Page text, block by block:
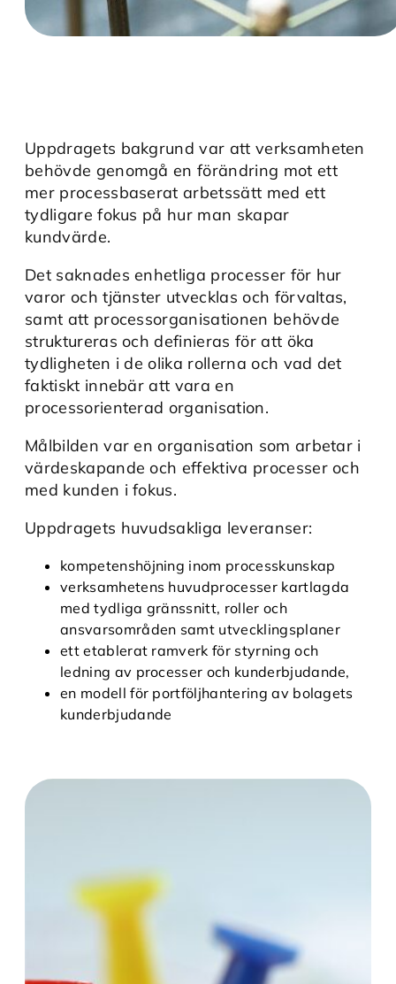
Uppdragets bakgrund var att verksamheten
behövde genomgå en förändring mot ett
mer processbaserat arbetssätt med ett
tydligare fokus på hur man skapar
kundvärde.
Det saknades enhetliga processer för hur
varor och tjänster utvecklas och förvaltas,
samt att processorganisationen behövde
struktureras och definieras för att öka
tydligheten i de olika rollerna och vad det
faktiskt innebär att vara en
processorienterad organisation.
Målbilden var en organisation som arbetar i
värdeskapande och effektiva processer och
med kunden i fokus.
Uppdragets huvudsakliga leveranser:
kompetenshöjning inom processkunskap
verksamhetens huvudprocesser kartlagda
med tydliga gränssnitt, roller och
ansvarsområden samt utvecklingsplaner
ett etablerat ramverk för styrning och
ledning av processer och kunderbjudande,
en modell för portföljhantering av bolagets
kunderbjudande